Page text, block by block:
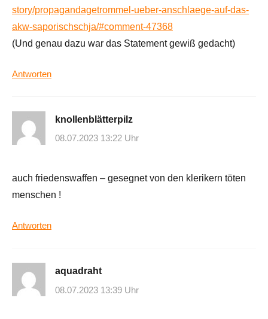
story/propagandagetrommel-ueber-anschlaege-auf-das-
akw-saporischschja/#comment-47368
(Und genau dazu war das Statement gewiß gedacht)
Antworten
knollenblätterpilz
08.07.2023 13:22 Uhr
auch friedenswaffen – gesegnet von den klerikern töten
menschen !
Antworten
aquadraht
08.07.2023 13:39 Uhr